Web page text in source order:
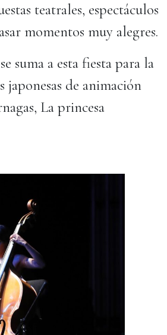
teatrales, espectáculos
momentos muy alegres.
suma a esta fiesta para la
de animación
La princesa